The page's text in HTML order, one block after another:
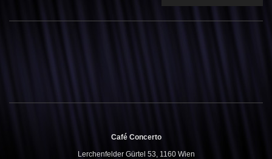
Café Concerto
Lerchenfelder Gürtel 53, 1160 Wien